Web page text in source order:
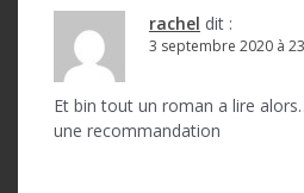
rachel dit :
3 septembre 2020 à
Et bin tout un roman a lire
une recommandation